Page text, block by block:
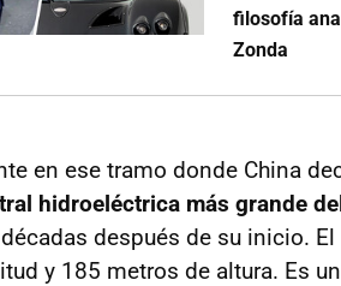
filosofía
Zonda
en ese tramo donde China
hidroeléctrica más grande
después de su inicio.
y 185 metros de altura. Es